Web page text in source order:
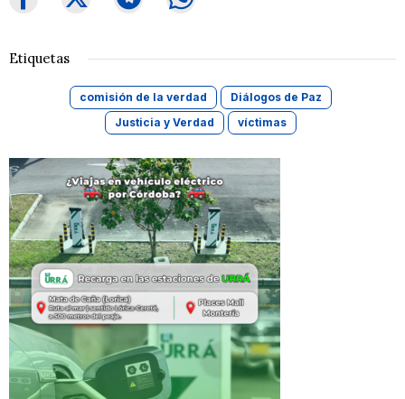
Etiquetas
comisión de la verdad
Diálogos de Paz
Justicia y Verdad
víctimas